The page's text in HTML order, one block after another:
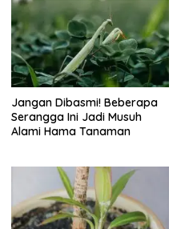
Jangan Dibasmi! Beberapa
Serangga Ini Jadi Musuh
Alami Hama Tanaman